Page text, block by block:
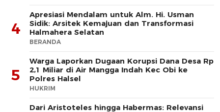
4
Apresiasi Mendalam untuk Alm. Hi. Usman
Sidik: Arsitek Kemajuan dan Transformasi
Halmahera Selatan
BERANDA
5
Warga Laporkan Dugaan Korupsi Dana Desa Rp
2,1 Miliar di Air Mangga Indah Kec Obi ke
Polres Halsel
HUKRIM
Dari Aristoteles hingga Habermas: Relevansi